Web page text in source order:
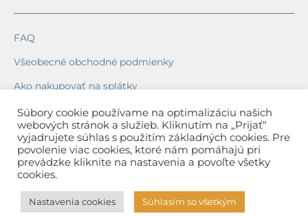
FAQ
Všeobecné obchodné podmienky
Ako nakupovať na splátky
Ochrana osobných údajov
Reklamačný poriadok
Spôsob a cena dopravy
Spôsob platby
Súbory cookie používame na optimalizáciu našich
webových stránok a služieb. Kliknutím na „Prijať“
vyjadrujete súhlas s použitím základných cookies. Pre
povolenie viac cookies, ktoré nám pomáhajú pri
prevádzke kliknite na nastavenia a povoľte všetky
cookies.
Nastavenia cookies Súhlasím so všetkým